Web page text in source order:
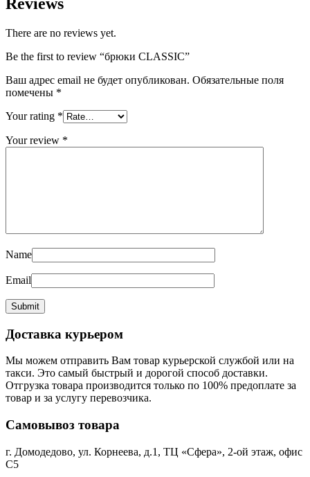
There are no reviews yet.
Be the first to review “брюки CLASSIC”
Ваш адрес email не будет опубликован. Обязательные поля
помечены *
Your rating *
Your review *
Name
Email
Доставка курьером
Мы можем отправить Вам товар курьерской службой или на
такси. Это самый быстрый и дорогой способ доставки.
Отгрузка товара производится только по 100% предоплате за
товар и за услугу перевозчика.
Самовывоз товара
г. Домодедово, ул. Корнеева, д.1, ТЦ «Сфера», 2-ой этаж, офис
С5